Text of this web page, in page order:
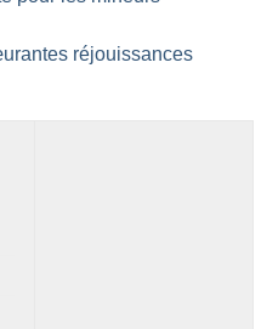
réjouissances